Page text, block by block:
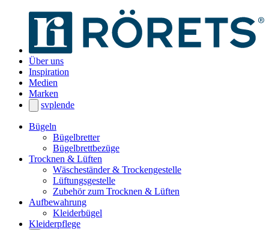
Über uns
Inspiration
Medien
Marken
svplende
Bügeln
Bügelbretter
Bügelbrettbezüge
Trocknen & Lüften
Wäscheständer & Trockengestelle
Lüftungsgestelle
Zubehör zum Trocknen & Lüften
Aufbewahrung
Kleiderbügel
Kleiderpflege